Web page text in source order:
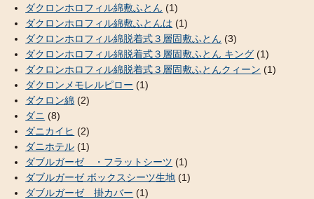
ダクロンホロフィル綿敷ふとん (1)
ダクロンホロフィル綿敷ふとんは (1)
ダクロンホロフィル綿脱着式３層固敷ふとん (3)
ダクロンホロフィル綿脱着式３層固敷ふとん キング (1)
ダクロンホロフィル綿脱着式３層固敷ふとんクィーン (1)
ダクロンメモレルピロー (1)
ダクロン綿 (2)
ダニ (8)
ダニカイヒ (2)
ダニホテル (1)
ダブルガーゼ ・フラットシーツ (1)
ダブルガーゼ ボックスシーツ生地 (1)
ダブルガーゼ 掛カバー (1)